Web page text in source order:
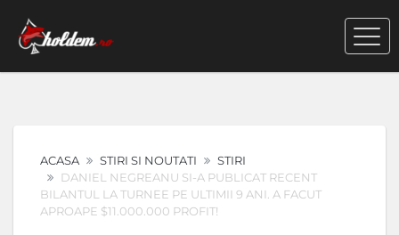
ACASA STIRI SI NOUTATI
STIRI
DANIEL NEGREANU SI-A PUBLICAT RECENT
BILANTUL LA TURNEE PE ULTIMII 9 ANI. A FACUT
APROAPE $11.000.000 PROFIT!